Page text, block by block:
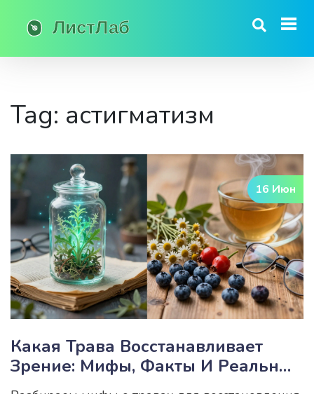
Tag: астигматизм
16 Июн
Какая Трава Восстанавливает
Зрение: Мифы, Факты И Реальные
Методы